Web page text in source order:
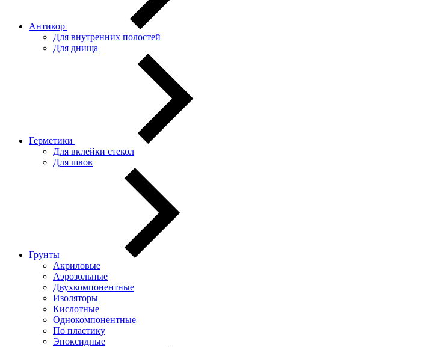
Антикор
Для внутренних полостей
Для днища
Герметики
Для вклейки стекол
Для швов
Грунты
Акриловые
Аэрозольные
Двухкомпонентные
Изоляторы
Кислотные
Однокомпонентные
По пластику
Эпоксидные